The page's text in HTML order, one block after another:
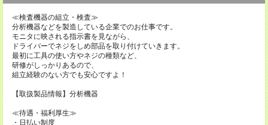
≪検査機器の組立・検査≫
分析機器などを製造している企業でのお仕事です。
モニタに映される指示書を見ながら、
ドライバーでネジをしめ部品を取り付けていきます。
最初に工具の使い方やネジの種類など、
研修がしっかりあるので、
組立経験のない方でも安心ですよ！
【取扱製品情報】分析機器
≪待遇・福利厚生≫
・日払い制度